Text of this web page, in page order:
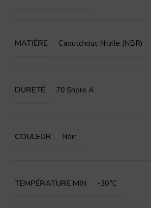
MATIÈRE Caoutchouc Nitrile (NBR)
DURETÉ 70 Shore A
COULEUR Noir
TEMPÉRATURE MIN -30°C